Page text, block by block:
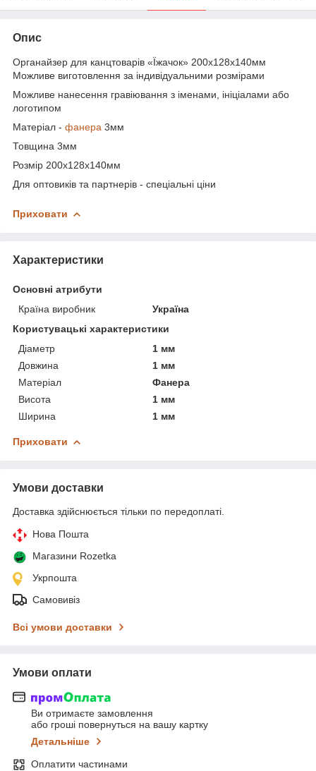
Опис
Органайзер для канцтоварів «Їжачок» 200x128x140мм
Можливе виготовлення за індивідуальними розмірами
Можливе нанесення гравіювання з іменами, ініціалами або
логотипом
Матеріал - фанера 3мм
Товщина 3мм
Розмір 200x128x140мм
Для оптовиків та партнерів - спеціальні ціни
Приховати
Характеристики
Основні атрибути
Країна виробник
Україна
Користувацькi характеристики
Діаметр
1 мм
Довжина
1 мм
Матеріал
Фанера
Висота
1 мм
Ширина
1 мм
Приховати
Умови доставки
Доставка здійснюється тільки по передоплаті.
Нова Пошта
Магазини Rozetka
Укрпошта
Самовивіз
Всі умови доставки
Умови оплати
Ви отримаєте замовлення
або гроші повернуться на вашу картку
Детальніше
Оплатити частинами